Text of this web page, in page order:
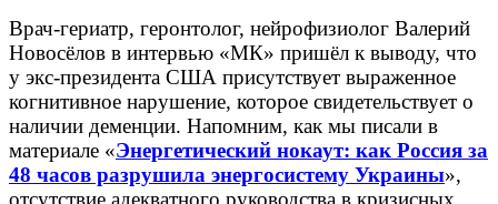
Врач-гериатр, геронтолог, нейрофизиолог Валерий
Новосёлов в интервью «МК» пришёл к выводу, что
у экс-президента США присутствует выраженное
когнитивное нарушение, которое свидетельствует о
наличии деменции. Напомним, как мы писали в
материале «Энергетический нокаут: как Россия за
48 часов разрушила энергосистему Украины»,